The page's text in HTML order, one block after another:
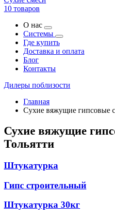
10 товаров
О нас
Системы
Где купить
Доставка и оплата
Блог
Контакты
Дилеры поблизости
Главная
Сухие вяжущие гипсовые
Сухие вяжущие
Тольятти
Штукатурка
Гипс строительный
Штукатурка 30кг